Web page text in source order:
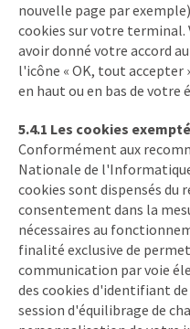
nouvelle page par
cookies sur votre terminal.
avoir donné votre accord
l'icône « OK, tout accepter
en haut ou en bas de votre
5.4.1 Les cookies
Conformément aux
Nationale de
cookies sont dispensés du
consentement dans la
nécessaires au
finalité exclusive de
communication par voie
des cookies d'identifiant
session d'équilibrage de